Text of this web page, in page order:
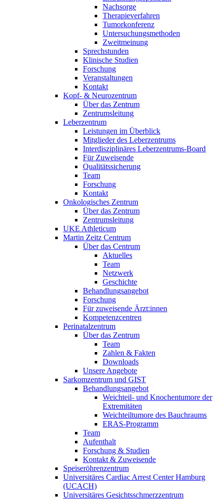
Nachsorge
Therapieverfahren
Tumorkonferenz
Untersuchungsmethoden
Zweitmeinung
Sprechstunden
Klinische Studien
Forschung
Veranstaltungen
Kontakt
Kopf- & Neurozentrum
Über das Zentrum
Zentrumsleitung
Leberzentrum
Leistungen im Überblick
Mitglieder des Leberzentrums
Interdisziplinäres Leberzentrums-Board
Für Zuweisende
Qualitätssicherung
Team
Forschung
Kontakt
Onkologisches Zentrum
Über das Zentrum
Zentrumsleitung
UKE Athleticum
Martin Zeitz Centrum
Über das Centrum
Aktuelles
Team
Netzwerk
Geschichte
Behandlungsangebot
Forschung
Für zuweisende Ärzt:innen
Kompetenzcentren
Perinatalzentrum
Über das Zentrum
Team
Zahlen & Fakten
Downloads
Unsere Angebote
Sarkomzentrum und GIST
Behandlungsangebot
Weichteil- und Knochentumore der
Extremitäten
Weichteiltumore des Bauchraums
ERAS-Programm
Team
Aufenthalt
Forschung & Studien
Kontakt & Zuweisende
Speiseröhrenzentrum
Universitäres Cardiac Arrest Center Hamburg
(UCACH)
Universitäres Gesichtsschmerzzentrum